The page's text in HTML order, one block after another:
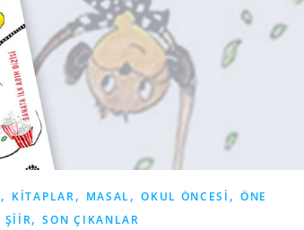
, KITAPLAR, MASAL,OKUL ÖNCESI , ÖNE
ŞIIR,SON ÇIKANLAR